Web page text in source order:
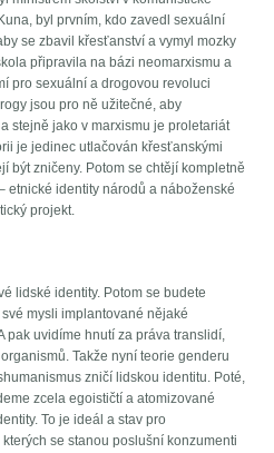
byl prvním, kdo zavedl sexuální
se zbavil křesťanství a vymyl mozky
připravila na bázi neomarxismu a
pro sexuální a drogovou revoluci
jsou pro ně užitečné, aby
stejně jako v marxismu je proletariát
je jedinec utlačován křesťanskými
být zničeny. Potom se chtějí kompletně
etnické identity národů a náboženské
projekt.
lidské identity. Potom se budete
mysli implantované nějaké
pak uvidíme hnutí za práva translidí,
Takže nyní teorie genderu
zničí lidskou identitu. Poté,
zcela egoističtí a atomizované
To je ideál a stav pro
se stanou poslušní konzumenti